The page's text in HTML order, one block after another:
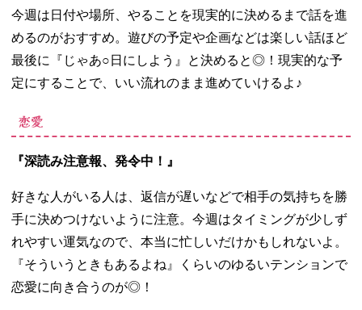
今週は日付や場所、やることを現実的に決めるまで話を進
めるのがおすすめ。遊びの予定や企画などは楽しい話ほど
最後に『じゃあ○日にしよう』と決めると◎！現実的な予
定にすることで、いい流れのまま進めていけるよ♪
恋愛
『深読み注意報、発令中！』
好きな人がいる人は、返信が遅いなどで相手の気持ちを勝
手に決めつけないように注意。今週はタイミングが少しず
れやすい運気なので、本当に忙しいだけかもしれないよ。
『そういうときもあるよね』くらいのゆるいテンションで
恋愛に向き合うのが◎！